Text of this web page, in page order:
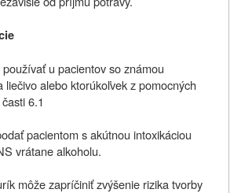
u pacientov so známou
liečivo alebo ktorúkoľvek z pomocných
6.1
pacientom s akútnou intoxikáciou
vrátane alkoholu.
môže zapríčiniť zvýšenie rizika tvorby